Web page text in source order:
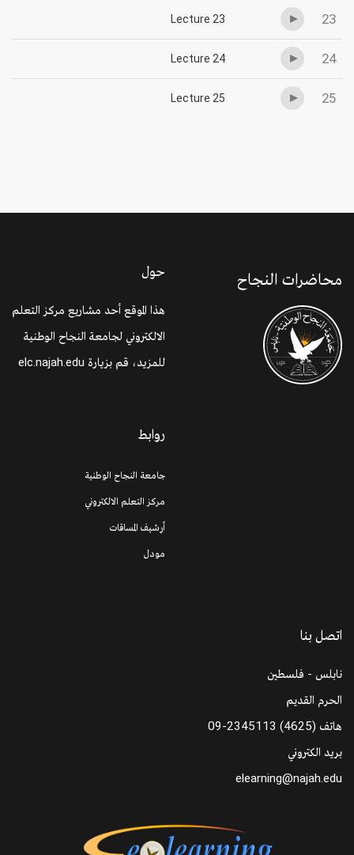
23
Lecture 23
24
Lecture 24
25
Lecture 25
محاضرات النجاح حول
هذا الموقع أحد مشاريع مركز التعلم
الالكتروني لجامعة النجاح الوطنية
للمزيد، قم بزيارة elc.najah.edu
روابط
جامعة النجاح الوطنية
مركز التعلم الالكتروني
أرشيف المساقات
مودل
اتصل بنا
نابلس - فلسطين
الحرم القديم
هاتف 09-2345113 (4625)
بريد الكتروني
elearning@najah.edu